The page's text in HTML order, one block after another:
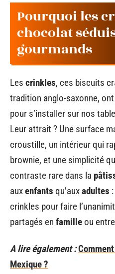
Pourquoi les
chocolat
gourmands
Les crinkles, ces biscuits
tradition anglo-saxonne,
pour s’installer sur nos
Leur attrait ? Une surface
croustille, un intérieur qui
brownie, et une simplicité
contraste rare dans la
auxenfants qu’auxadultes
crinkles pour faire
partagés en famille ou entre
A lire également :
Mexique ?